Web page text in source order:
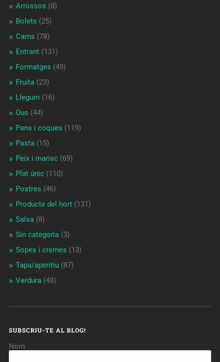
Arrossos (8)
Bolets (25)
Carns (78)
Entrant(131)
Formatges (49)
Fruita(23)
Llegum (16)
Ous (44)
Pans i coques (119)
Pasta(15)
Peix i marisc(69)
Plat únic(110)
Postres (46)
Producte del hort(131)
Salsa(8)
Sin categoría(3)
Sopes i cremes (13)
Tapa/aperitiu(87)
Verdura(48)
SUBSCRIU-TE AL BLOG!
Nom